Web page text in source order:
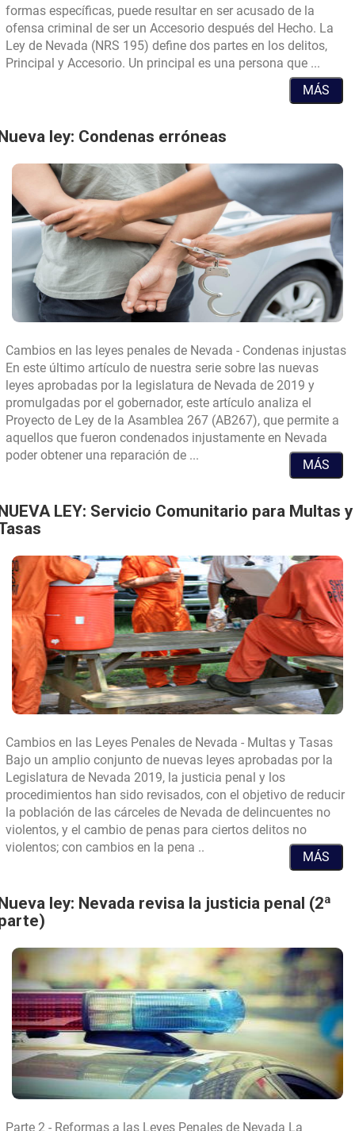
formas específicas, puede resultar en ser acusado de la
ofensa criminal de ser un Accesorio después del Hecho. La
Ley de Nevada (NRS 195) define dos partes en los delitos,
Principal y Accesorio. Un principal es una persona que ...
es
un
MÁS
ley: Condenas erróneas
Cambios en las leyes penales de Nevada - Condenas injustas
En este último artículo de nuestra serie sobre las nuevas
leyes aprobadas por la legislatura de Nevada de 2019 y
promulgadas por el gobernador, este artículo analiza el
Proyecto de Ley de la Asamblea 267 (AB267), que permite a
aquellos que fueron condenados injustamente en Nevada
poder obtener una reparación de ...
injustas
MÁS
LEY: Servicio Comunitario para Multas y
Cambios en las Leyes Penales de Nevada - Multas y Tasas
Bajo un amplio conjunto de nuevas leyes aprobadas por la
Legislatura de Nevada 2019, la justicia penal y los
procedimientos han sido revisados, con el objetivo de reducir
la población de las cárceles de Nevada de delincuentes no
violentos, y el cambio de penas para ciertos delitos no
violentos; con cambios en la pena ..
Servicio
a
Comunidad
por
Multas
y
Tasas
MÁS
ley: Nevada revisa la justicia penal (2ª
Parte 2 - Reformas a las Leyes Penales de Nevada La